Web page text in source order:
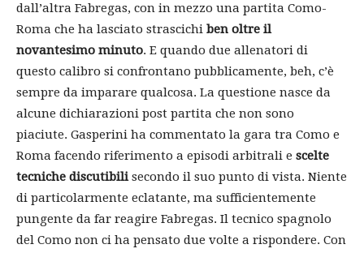
dall’altra Fabregas, con in mezzo una partita Como-
Roma che ha lasciato strascichi ben oltre il
novantesimo minuto. E quando due allenatori di
questo calibro si confrontano pubblicamente, beh, c’è
sempre da imparare qualcosa. La questione nasce da
alcune dichiarazioni post partita che non sono
piaciute. Gasperini ha commentato la gara tra Como e
Roma facendo riferimento a episodi arbitrali e scelte
tecniche discutibilisecondo il suo punto di vista. Niente
di particolarmente eclatante, ma sufficientemente
pungente da far reagire Fabregas. Il tecnico spagnolo
del Como non ci ha pensato due volte a rispondere. Con